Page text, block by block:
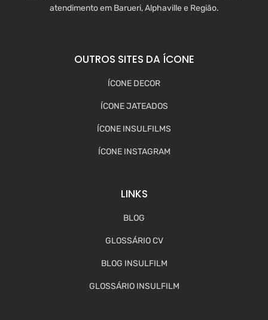
atendimento em Barueri, Alphaville e Região.
OUTROS SITES DA ÍCONE
ÍCONE DECOR
ÍCONE JATEADOS
ÍCONE INSULFILMS
ÍCONE INSTAGRAM
LINKS
BLOG
GLOSSÁRIO CV
BLOG INSULFILM
GLOSSÁRIO INSULFILM